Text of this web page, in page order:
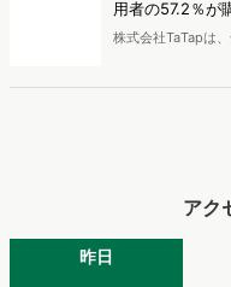
用者の57.2％が
株式会社TaTapは
と、AIで知った商
ました。
アク
昨日